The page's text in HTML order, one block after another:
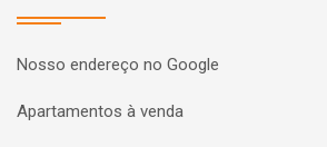
Nosso endereço no Google
Apartamentos à venda